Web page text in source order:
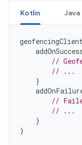
Kotlin Java
//
// ...
}
//
// ...
}
}